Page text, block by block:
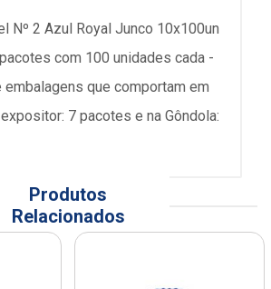
Nº 2 Azul Royal Junco 10x100un
com 100 unidades cada -
embalagens que comportam em
7 pacotes e na Gôndola:
Produtos
Relacionados